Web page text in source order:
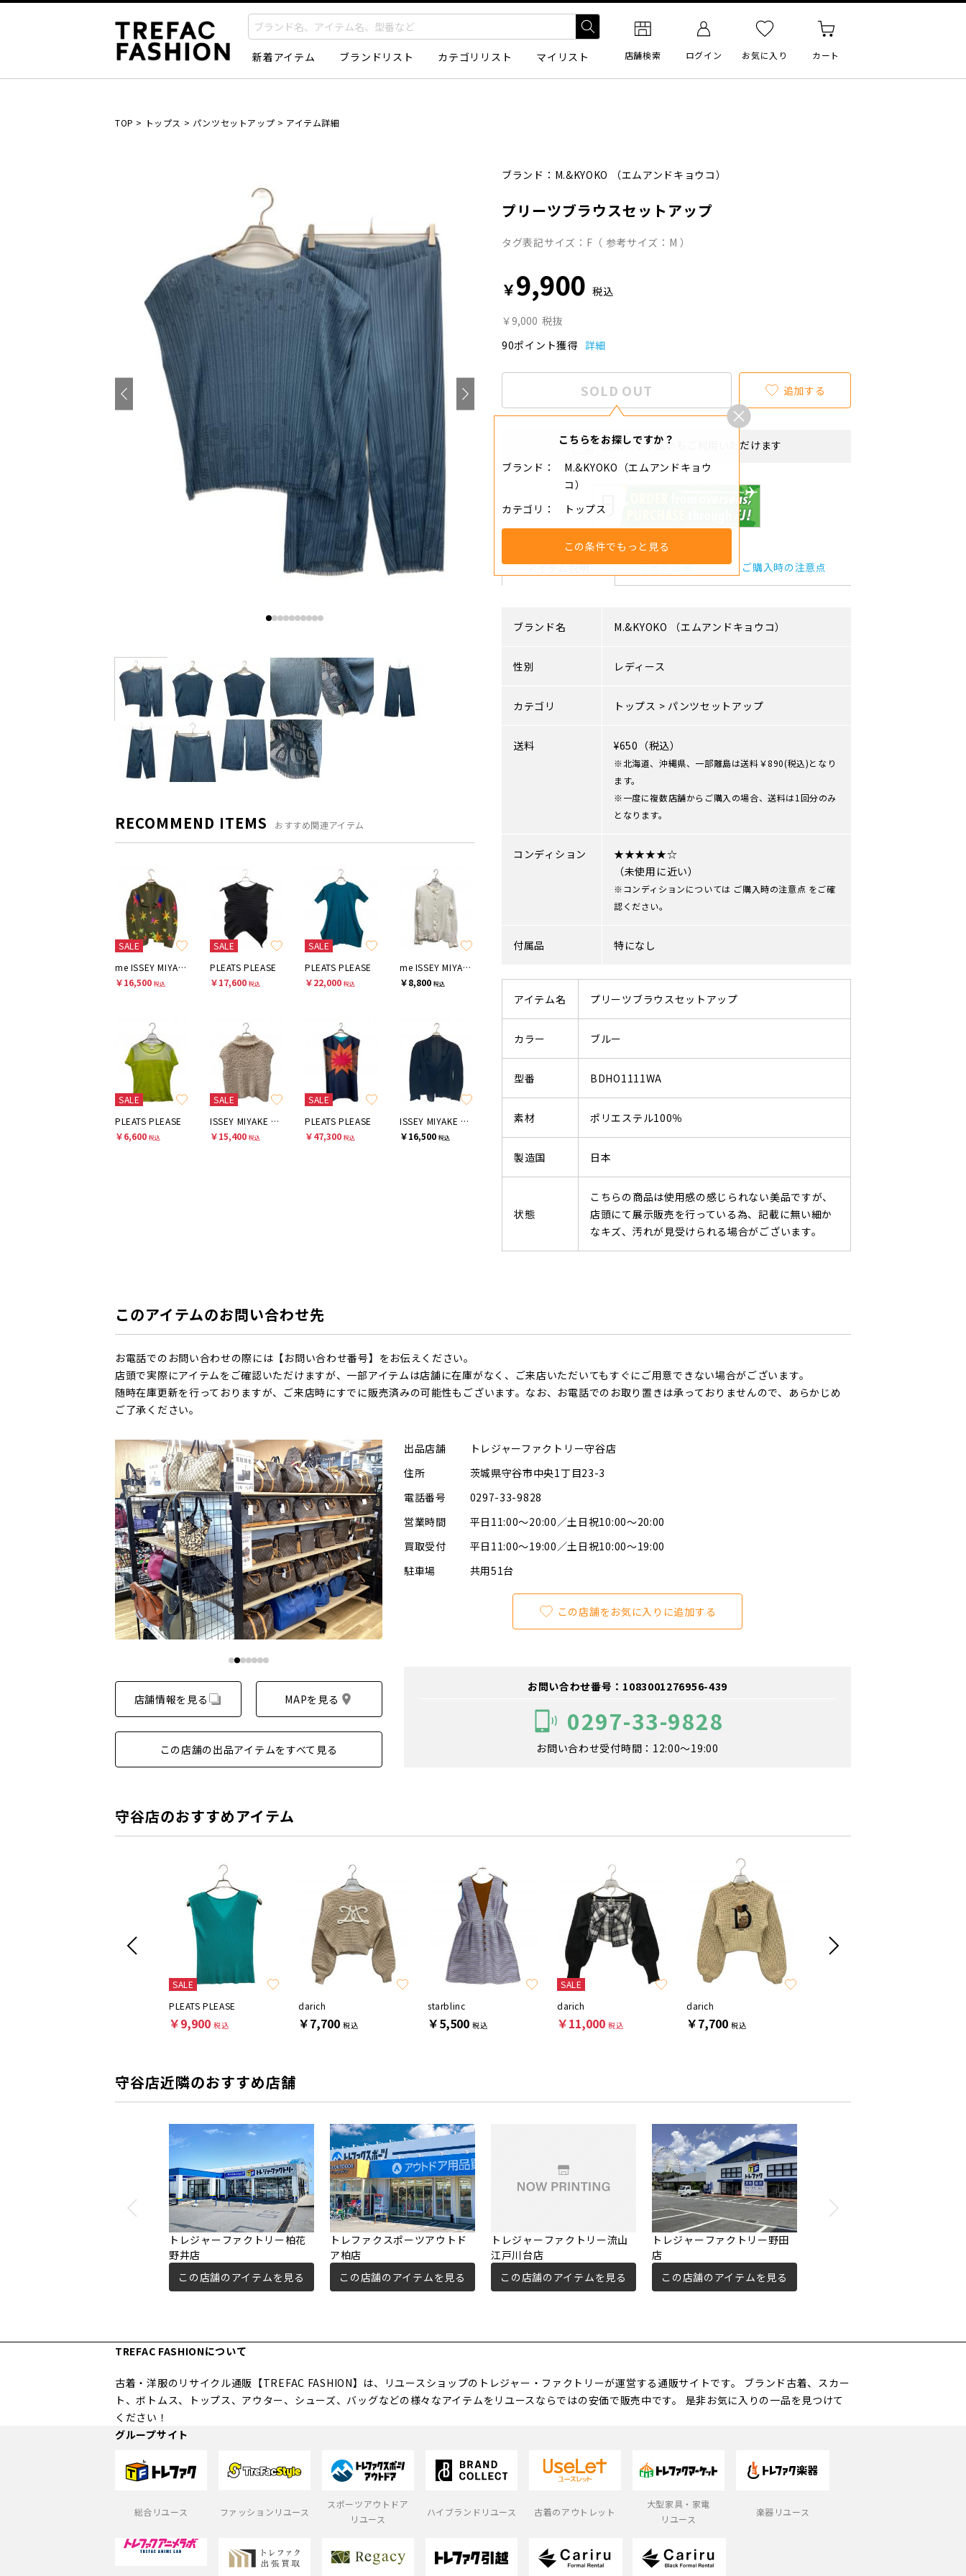
新着アイテム ブランドリスト カテゴリリスト マイリスト 店舗検索 ログイン お気に入り カート
TOP > トップス > パンツセットアップ > アイテム詳細
RECOMMEND ITEMS おすすめ関連アイテム
SALE
me ISSEY MIYAKE
￥16,500 税込
SALE
PLEATS PLEASE
￥17,600 税込
SALE
PLEATS PLEASE
￥22,000 税込
me ISSEY MIYAKE
￥8,800 税込
SALE
PLEATS PLEASE
￥6,600 税込
SALE
ISSEY MIYAKE me
￥15,400 税込
SALE
PLEATS PLEASE
￥47,300 税込
ISSEY MIYAKE me
￥16,500 税込
ブランド： M.&KYOKO （エムアンドキョウコ）
プリーツブラウスセットアップ
タグ表記サイズ：F（ 参考サイズ：M ）
￥9,900 税込
￥9,000 税抜
90ポイント獲得 詳細
SOLD OUT
こちらをお探しですか？
ブランド
M.&KYOKO（エムアンドキョウ
コ）
カテゴリ
トップス
この条件でもっと見る
追加する
分割・リボ払いもご利用いただけます
アイテム説明 サイズ詳細 ご購入時の注意点
ブランド名 M.&KYOKO （エムアンドキョウコ）
性別 レディース
カテゴリ トップス > パンツセットアップ
送料 ¥650（税込）
※北海道、沖縄県、一部離島は送料￥890(税込)となり
ます。
※一度に複数店舗からご購入の場合、送料は1回分のみ
となります。
コンディション
★★★★★☆
（未使用に近い）
※コンディションについては ご購入時の注意点 をご確
認ください。
付属品 特になし
アイテム名 プリーツブラウスセットアップ
カラー ブルー
型番 BDHO1111WA
素材 ポリエステル100％
製造国 日本
状態
こちらの商品は使用感の感じられない美品ですが、
店頭にて展示販売を行っている為、記載に無い細か
なキズ、汚れが見受けられる場合がございます。
このアイテムのお問い合わせ先
お電話でのお問い合わせの際には【お問い合わせ番号】をお伝えください。
店頭で実際にアイテムをご確認いただけますが、一部アイテムは店舗に在庫がなく、ご来店いただいてもすぐにご用意できない場合がございます。
随時在庫更新を行っておりますが、ご来店時にすでに販売済みの可能性もございます。なお、お電話でのお取り置きは承っておりませんので、あらかじめ
ご了承ください。
店舗情報を見る MAPを見る
この店舗の出品アイテムをすべて見る
出品店舗
トレジャーファクトリー守谷店
住所
茨城県守谷市中央1丁目23-3
電話番号
0297-33-9828
営業時間
平日11:00～20:00／土日祝10:00～20:00
買取受付
平日11:00～19:00／土日祝10:00～19:00
駐車場
共用51台
この店舗をお気に入りに追加する
お問い合わせ番号：1083001276956-439
0297-33-9828
お問い合わせ受付時間：12:00～19:00
守谷店のおすすめアイテム
SALE
PLEATS PLEASE
￥9,900 税込
darich
￥7,700 税込
starblinc
￥5,500 税込
SALE
darich
￥11,000 税込
darich
￥7,700 税込
守谷店近隣のおすすめ店舗
トレジャーファクトリー柏花
野井店
この店舗のアイテムを見る
トレファクスポーツアウトド
ア柏店
この店舗のアイテムを見る
トレジャーファクトリー流山
江戸川台店
この店舗のアイテムを見る
トレジャーファクトリー野田
店
この店舗のアイテムを見る
TREFAC FASHIONについて
古着・洋服のリサイクル通販【TREFAC FASHION】は、リユースショップのトレジャー・ファクトリーが運営する通販サイトです。 ブランド古着、スカー
ト、ボトムス、トップス、アウター、シューズ、バッグなどの様々なアイテムをリユースならではの安価で販売中です。 是非お気に入りの一品を見つけて
ください！
グループサイト
総合リユース ファッションリユース
スポーツアウトドア
リユース
ハイブランドリユース 古着のアウトレット
大型家具・家電
リユース
楽器リユース